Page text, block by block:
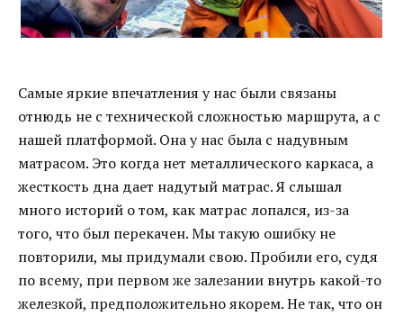
Самые яркие впечатления у нас были связаны
отнюдь не с технической сложностью маршрута, а с
нашей платформой. Она у нас была с надувным
матрасом. Это когда нет металлического каркаса, а
жесткость дна дает надутый матрас. Я слышал
много историй о том, как матрас лопался, из-за
того, что был перекачен. Мы такую ошибку не
повторили, мы придумали свою. Пробили его, судя
по всему, при первом же залезании внутрь какой-то
железкой, предположительно якорем. Не так, что он